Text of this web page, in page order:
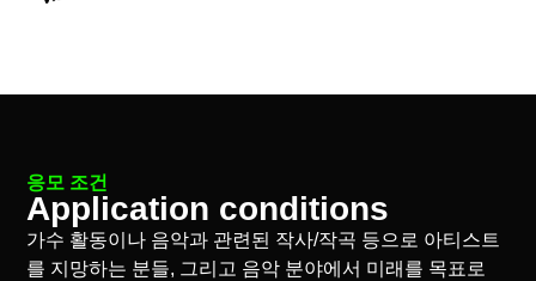
응모 조건
Application conditions
가수 활동이나 음악과 관련된 작사/작곡 등으로 아티스트
를 지망하는 분들, 그리고 음악 분야에서 미래를 목표로